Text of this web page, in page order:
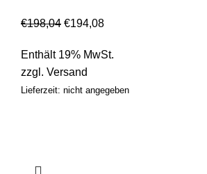
€198,04 €194,08
Enthält 19% MwSt.
zzgl. Versand
Lieferzeit: nicht angegeben